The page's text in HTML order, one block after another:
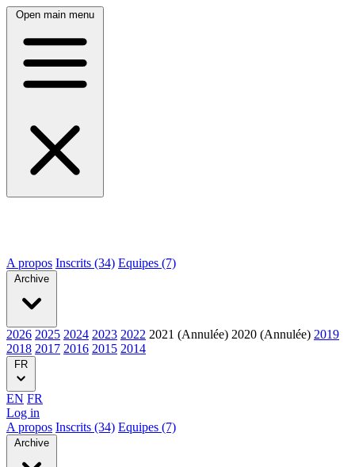
Open main menu
A propos Inscrits (34) Equipes (7)
Archive
2026 2025 2024 2023 2022 2021 (Annulée) 2020 (Annulée) 2019
2018 2017 2016 2015 2014
FR
EN FR
Log in
A propos Inscrits (34) Equipes (7)
Archive